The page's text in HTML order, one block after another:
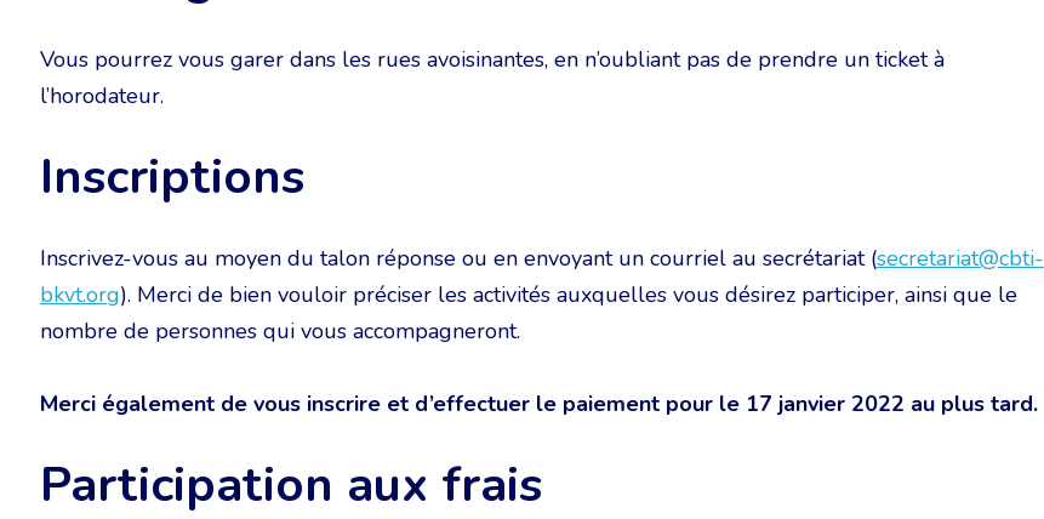
Vous pourrez vous garer dans les rues avoisinantes, en n’oubliant pas de prendre un ticket à
l’horodateur.
Inscriptions
Inscrivez-vous au moyen du talon réponse ou en envoyant un courriel au secrétariat (secretariat@cbti-
bkvt.org). Merci de bien vouloir préciser les activités auxquelles vous désirez participer, ainsi que le
nombre de personnes qui vous accompagneront.
Merci également de vous inscrire et d’effectuer le paiement pour le 17 janvier 2022 au plus tard.
Participation aux frais